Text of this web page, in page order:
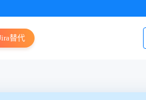
替代